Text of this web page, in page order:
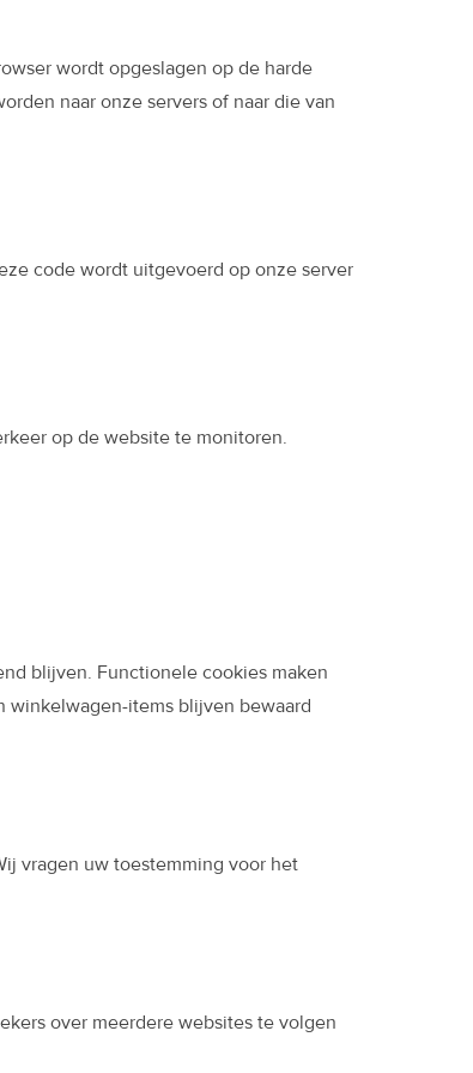
wordt opgeslagen op de harde
naar onze servers of naar die van
code wordt uitgevoerd op onze server
op de website te monitoren.
blijven. Functionele cookies maken
items blijven bewaard
vragen uw toestemming voor het
over meerdere websites te volgen